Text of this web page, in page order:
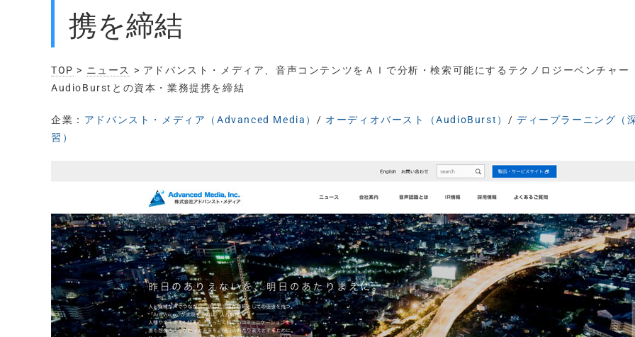
携を締結
TOP > ニュース
> アドバンスト・メディア、音声コンテンツをＡＩで分析・検索可能にするテクノロジーベンチャー
AudioBurstとの資本・業務提携を締結
企業： アドバンスト・メディア（Advanced Media） / オーディオバースト（AudioBurst） /ディープラーニング（
習）